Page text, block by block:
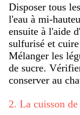
Disposer tous
l'eau à mi-
ensuite à l'aide
sulfurisé et
Mélanger les
de sucre.
conserver au
2. La cuisson